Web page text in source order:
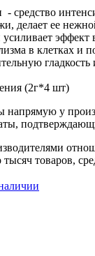
средство
делает ее
в клетках
(2г*4 шт)
напрямую у
тысяч товаров,